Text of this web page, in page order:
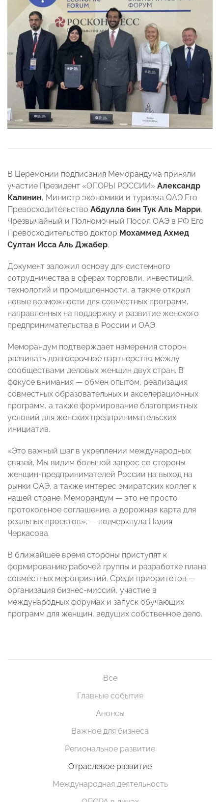
В Церемонии подписания Меморандума приняли
участие Президент «ОПОРЫ РОССИИ» Александр
Калинин, Министр экономики и туризма ОАЭ Его
Превосходительство Абдулла бин Тук Аль Марри,
Чрезвычайный и Полномочный Посол ОАЭ в РФ Его
Превосходительство доктор Мохаммед Ахмед
Султан Исса Аль Джабер.
Документ заложил основу для системного
сотрудничества в сферах торговли, инвестиций,
технологий и промышленности, а также открыл
новые возможности для совместных программ,
направленных на поддержку и развитие женского
предпринимательства в России и ОАЭ.
Меморандум подтверждает намерения сторон
развивать долгосрочное партнерство между
сообществами деловых женщин двух стран. В
фокусе внимания — обмен опытом, реализация
совместных образовательных и акселерационных
программ, а также формирование благоприятных
условий для женских предпринимательских
инициатив.
«Это важный шаг в укреплении международных
связей. Мы видим большой запрос со стороны
женщин-предпринимателей России на выход на
рынки ОАЭ, а также интерес эмиратских коллег к
нашей стране. Меморандум — это не просто
протокольное соглашение, а дорожная карта для
реальных проектов», — подчеркнула Надия
Черкасова.
В ближайшее время стороны приступят к
формированию рабочей группы и разработке плана
совместных мероприятий. Среди приоритетов —
организация бизнес-миссий, участие в
международных форумах и запуск обучающих
программ для женщин, ведущих собственное дело.
Все
Главные события
Анонсы
Важное для бизнеса
Региональное развитие
Отраслевое развитие
Международная деятельность